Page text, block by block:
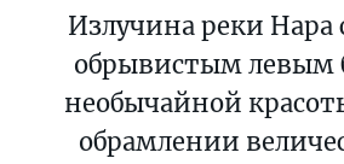
Излучина реки Нара
обрывистым левым
необычайной
обрамлении